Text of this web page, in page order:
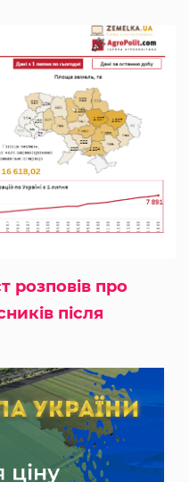
розповів про
після